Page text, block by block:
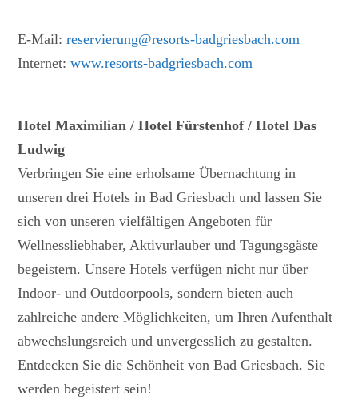
E-Mail:reservierung@resorts-badgriesbach.com
Internet:www.resorts-badgriesbach.com
Hotel Maximilian / Hotel Fürstenhof / Hotel Das
Ludwig
Verbringen Sie eine erholsame Übernachtung in
unseren drei Hotels in Bad Griesbach und lassen Sie
sich von unseren vielfältigen Angeboten für
Wellnessliebhaber, Aktivurlauber und Tagungsgäste
begeistern. Unsere Hotels verfügen nicht nur über
Indoor- und Outdoorpools, sondern bieten auch
zahlreiche andere Möglichkeiten, um Ihren Aufenthalt
abwechslungsreich und unvergesslich zu gestalten.
Entdecken Sie die Schönheit von Bad Griesbach. Sie
werden begeistert sein!